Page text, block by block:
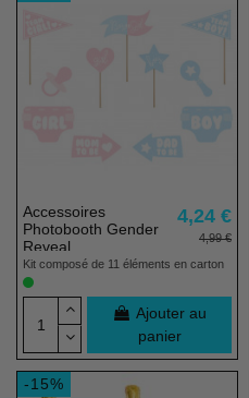
Accessoires
Photobooth Gender
Reveal
4,24 €
4,99 €
Kit composé de 11 éléments en carton
Ajouter au
panier
-15%